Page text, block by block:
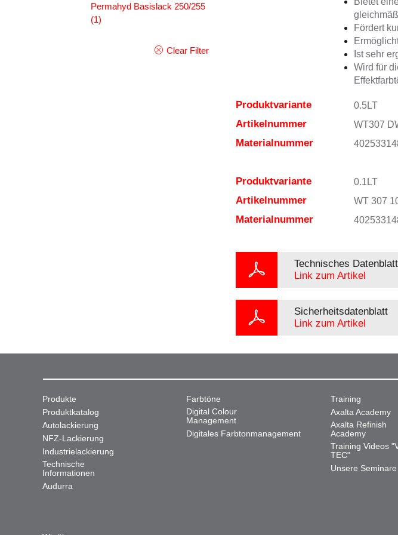
Permahyd Basislack 250/255
(1)
Clear Filter
Fördert
Ist sehr
Wird für
Produktvariante 0.5LT
Artikelnummer WT307
Materialnummer
Produktvariante 0.1LT
Artikelnummer WT 307
Materialnummer
Technisches Datenblatt
Link zum Artikel
Sicherheitsdatenblatt
Link zum Artikel
Produkte
Produktkatalog
Autolackierung
NFZ-Lackierung
Industrielackierung
Technische
Informationen
Audurra
Farbtöne
Digital Colour
Management
Digitales Farbtonmanagement
Training
Axalta Academy
Axalta Refinish
Academy
Training Videos
TEC"
Unsere Seminare